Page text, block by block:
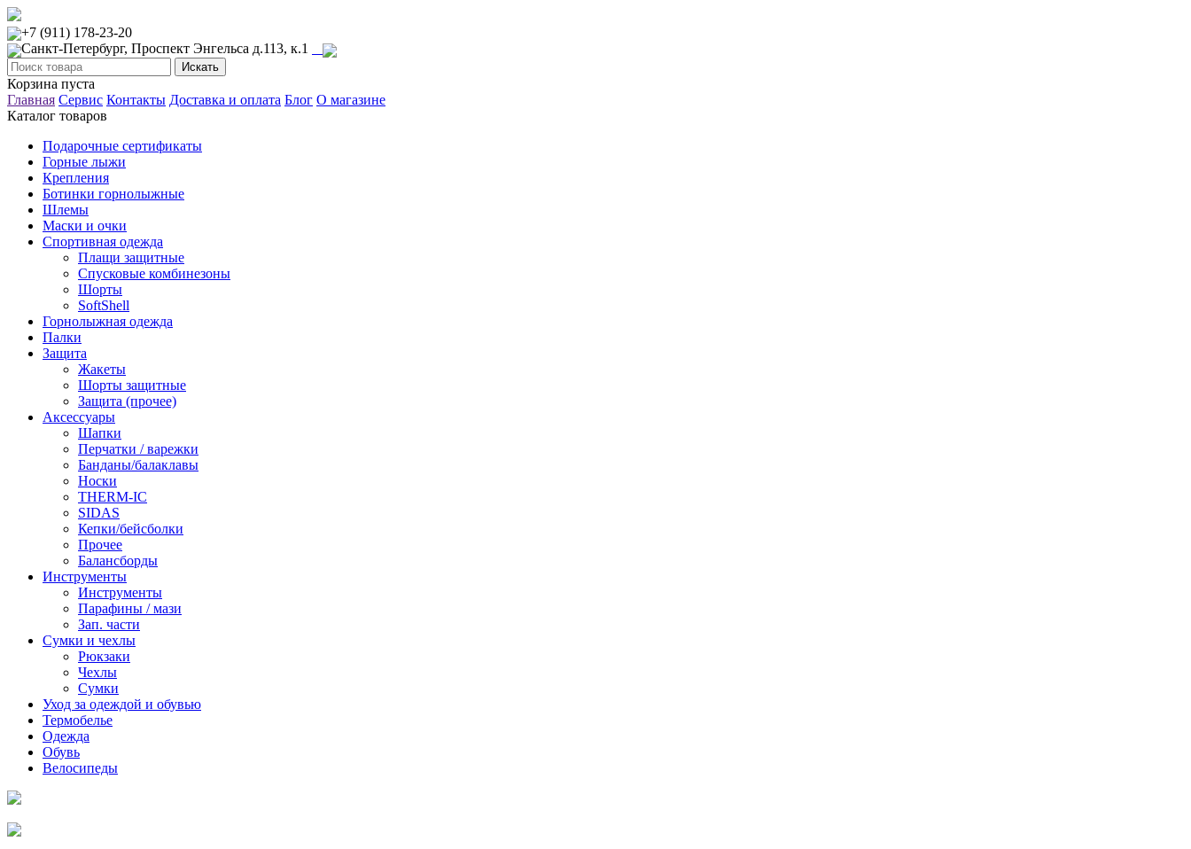
+7 (911) 178-23-20
Санкт-Петербург, Проспект Энгельса д.113, к.1
Корзина пуста
Главная Сервис Контакты Доставка и оплата Блог О магазине
Каталог товаров
Подарочные сертификаты
Горные лыжи
Крепления
Ботинки горнолыжные
Шлемы
Маски и очки
Спортивная одежда
Плащи защитные
Спусковые комбинезоны
Шорты
SoftShell
Горнолыжная одежда
Палки
Защита
Жакеты
Шорты защитные
Защита (прочее)
Аксессуары
Шапки
Перчатки / варежки
Банданы/балаклавы
Носки
THERM-IC
SIDAS
Кепки/бейсболки
Прочее
Балансборды
Инструменты
Инструменты
Парафины / мази
Зап. части
Сумки и чехлы
Рюкзаки
Чехлы
Сумки
Уход за одеждой и обувью
Термобелье
Одежда
Обувь
Велосипеды